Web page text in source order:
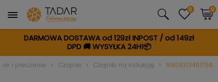
DARMOWA DOSTAWA od 129zł INPOST / od 149zł
DPD🚚WYSYŁKA 24H!📦
0 0
i pieczenie Czajniki Czajniki na indukcję 5903313451758